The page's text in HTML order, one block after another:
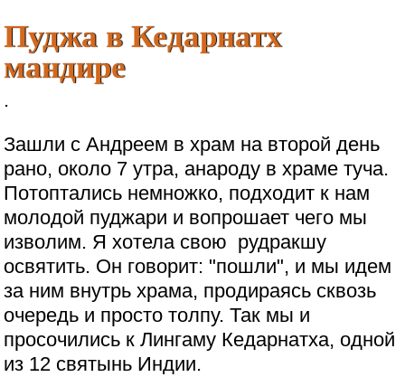
Пуджа в Кедарнатх
мандире
.
Зашли с Андреем в храм на второй день
рано, около 7 утра, анароду в храме туча.
Потоптались немножко, подходит к нам
молодой пуджари и вопрошает чего мы
изволим. Я хотела свою рудракшу
освятить. Он говорит: "пошли", и мы идем
за ним внутрь храма, продираясь сквозь
очередь и просто толпу. Так мы и
просочились к Лингаму Кедарнатха, одной
из 12 святынь Индии.